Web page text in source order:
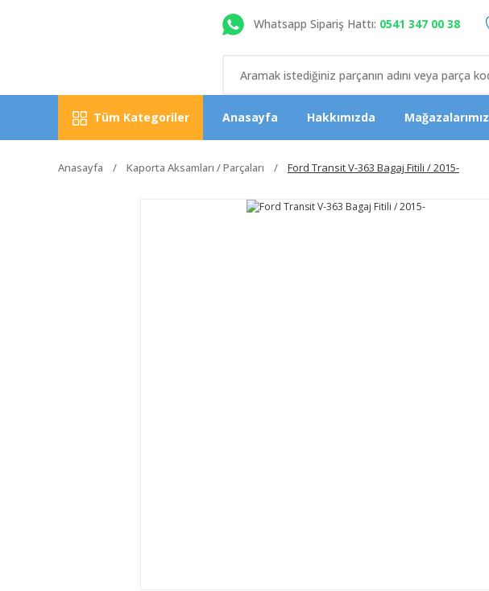
Whatsapp Sipariş Hattı: 0541 347 00 38
Tüm Kategoriler Anasayfa Hakkımızda Mağazalarımız
Anasayfa Kaporta Aksamları / Parçaları Ford Transit V-363 Bagaj Fitili / 2015-